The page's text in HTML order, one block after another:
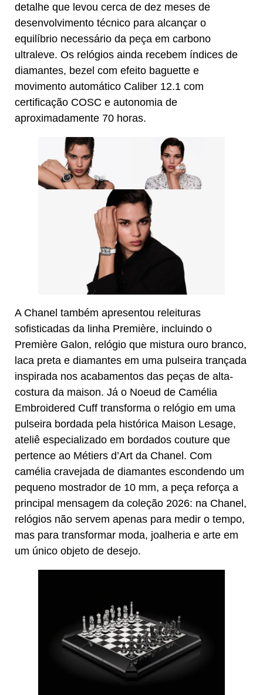
detalhe que levou cerca de dez meses de
desenvolvimento técnico para alcançar o
equilíbrio necessário da peça em carbono
ultraleve. Os relógios ainda recebem índices de
diamantes, bezel com efeito baguette e
movimento automático Caliber 12.1 com
certificação COSC e autonomia de
aproximadamente 70 horas.
A Chanel também apresentou releituras
sofisticadas da linha Première, incluindo o
Première Galon, relógio que mistura ouro branco,
laca preta e diamantes em uma pulseira trançada
inspirada nos acabamentos das peças de alta-
costura da maison. Já o Noeud de Camélia
Embroidered Cuff transforma o relógio em uma
pulseira bordada pela histórica Maison Lesage,
ateliê especializado em bordados couture que
pertence ao Métiers d’Art da Chanel. Com
camélia cravejada de diamantes escondendo um
pequeno mostrador de 10 mm, a peça reforça a
principal mensagem da coleção 2026: na Chanel,
relógios não servem apenas para medir o tempo,
mas para transformar moda, joalheria e arte em
um único objeto de desejo.